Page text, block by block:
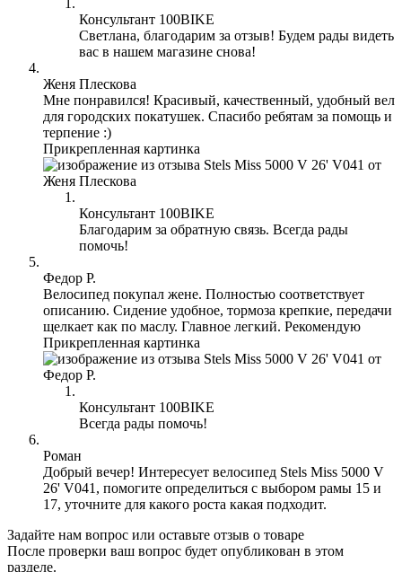
Консультант 100BIKE
Светлана, благодарим за отзыв! Будем рады видеть
вас в нашем магазине снова!
Женя Плескова
Мне понравился! Красивый, качественный, удобный вел
для городских покатушек. Спасибо ребятам за помощь и
терпение :)
Прикрепленная картинка
Консультант 100BIKE
Благодарим за обратную связь. Всегда рады
помочь!
Федор Р.
Велосипед покупал жене. Полностью соответствует
описанию. Сидение удобное, тормоза крепкие, передачи
щелкает как по маслу. Главное легкий. Рекомендую
Прикрепленная картинка
Консультант 100BIKE
Всегда рады помочь!
Роман
Добрый вечер! Интересует велосипед Stels Miss 5000 V
26' V041, помогите определиться с выбором рамы 15 и
17, уточните для какого роста какая подходит.
Задайте нам вопрос или оставьте отзыв о товаре
После проверки ваш вопрос будет опубликован в этом
разделе.